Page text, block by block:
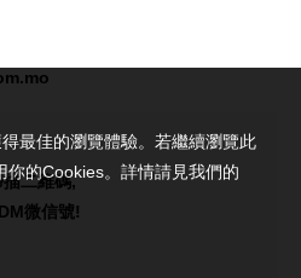
二維碼,
微信號!
最佳的瀏覽體驗。若繼續瀏覽此
的Cookies。詳情請見我們的